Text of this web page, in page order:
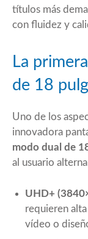
títulos más
con fluidez y
La
de 18
Uno de los
innovadora
modo dual de
al usuario
UHD+
requieren
vídeo o